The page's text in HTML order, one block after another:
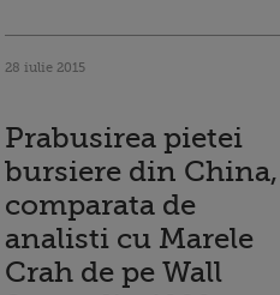
28 iulie 2015
Prabusirea pietei
bursiere din China,
comparata de
analisti cu Marele
Crah de pe Wall